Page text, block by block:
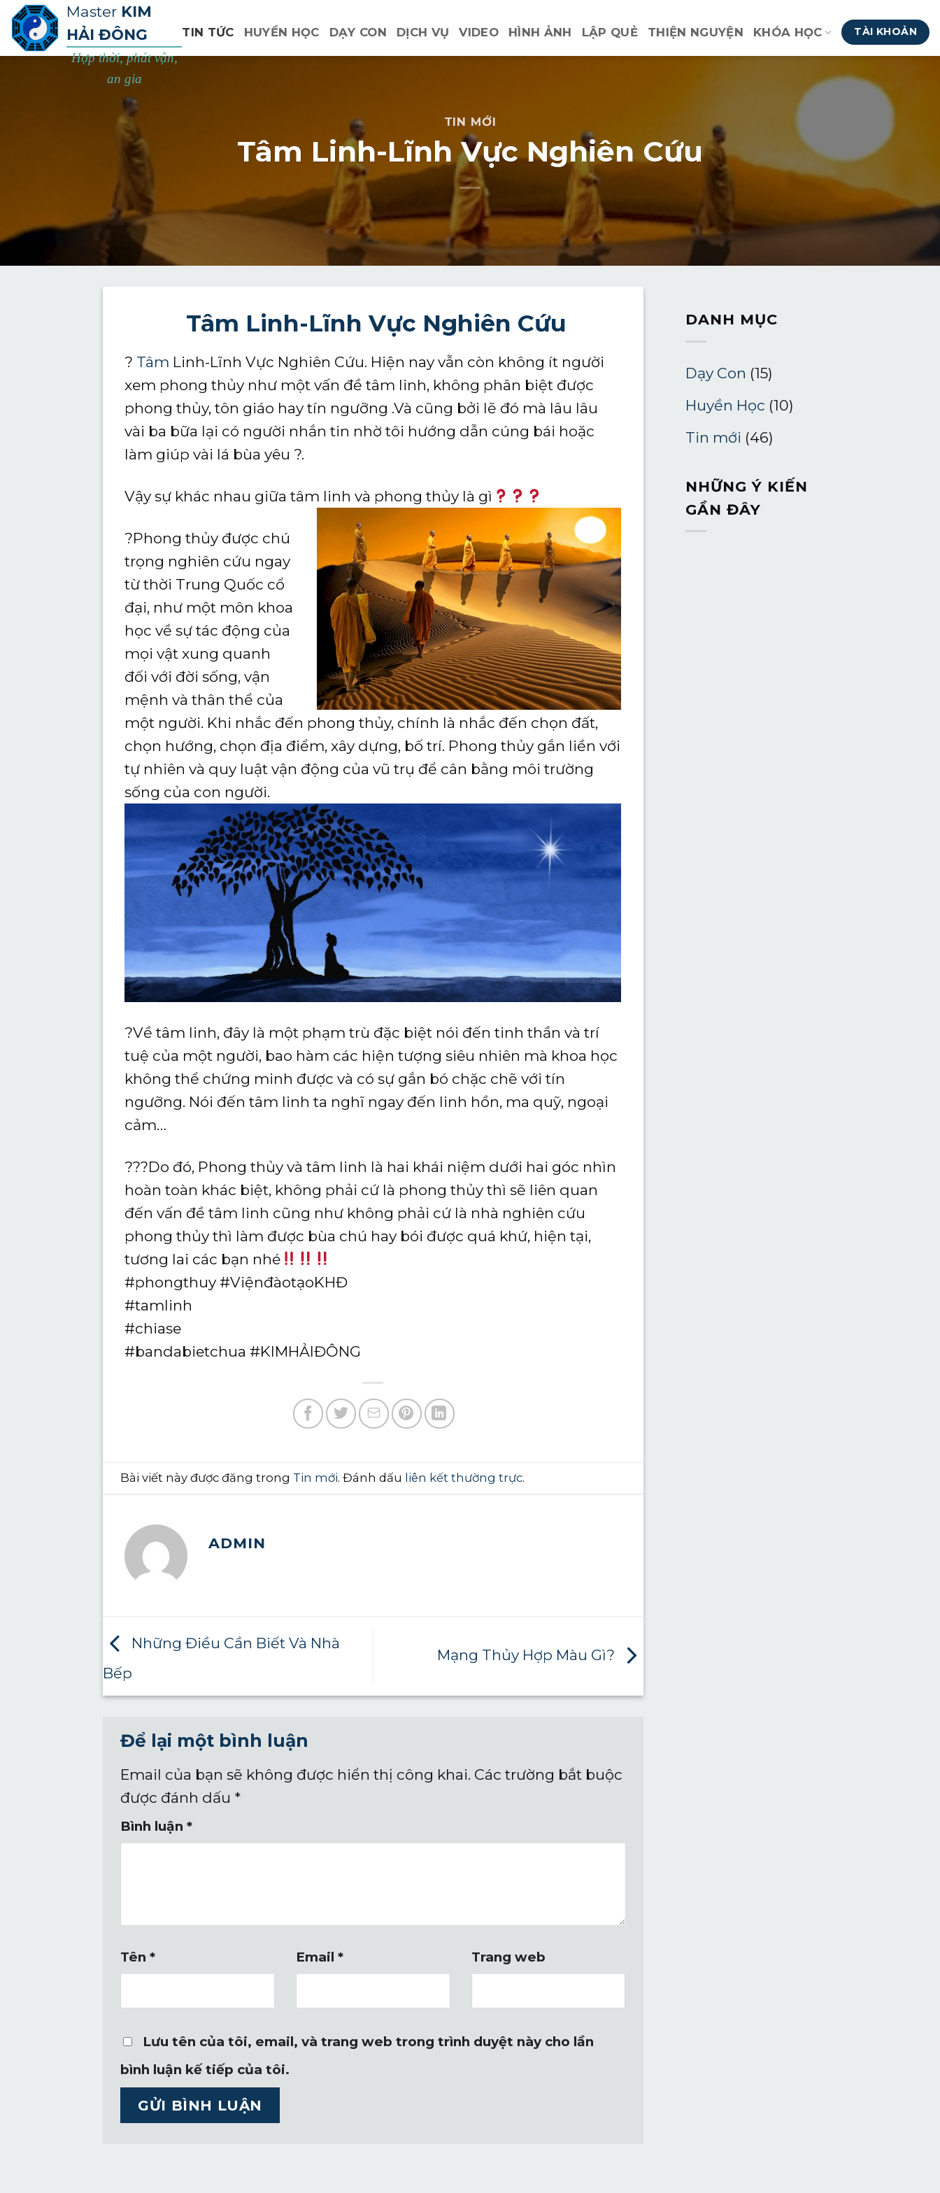
Bỏ
qua
nội
Master KIM
HẢI ĐÔNG
Hợp thời, phát vận,
an gia
TIN TỨC HUYỀN HỌC DẠY CON DỊCH VỤ VIDEO HÌNH ẢNH LẬP QUẺ THIỆN NGUYỆN KHÓA HỌC TÀI KHOẢN
TIN MỚI
Tâm Linh-Lĩnh Vực Nghiên Cứu
Tâm Linh-Lĩnh Vực Nghiên Cứu
? Tâm Linh-Lĩnh Vực Nghiên Cứu. Hiện nay vẫn còn không ít người
xem phong thủy như một vấn đề tâm linh, không phân biệt được
phong thủy, tôn giáo hay tín ngưỡng .Và cũng bởi lẽ đó mà lâu lâu
vài ba bữa lại có người nhắn tin nhờ tôi hướng dẫn cúng bái hoặc
làm giúp vài lá bùa yêu ?.
Vậy sự khác nhau giữa tâm linh và phong thủy là gì
?Phong thủy được chú
trọng nghiên cứu ngay
từ thời Trung Quốc cổ
đại, như một môn khoa
học về sự tác động của
mọi vật xung quanh
đối với đời sống, vận
mệnh và thân thể của
một người. Khi nhắc đến phong thủy, chính là nhắc đến chọn đất,
chọn hướng, chọn địa điểm, xây dựng, bố trí. Phong thủy gắn liền với
tự nhiên và quy luật vận động của vũ trụ để cân bằng môi trường
sống của con người.
?Về tâm linh, đây là một phạm trù đặc biệt nói đến tinh thần và trí
tuệ của một người, bao hàm các hiện tượng siêu nhiên mà khoa học
không thể chứng minh được và có sự gắn bó chặc chẽ với tín
ngưỡng. Nói đến tâm linh ta nghĩ ngay đến linh hồn, ma quỹ, ngoại
cảm…
???Do đó, Phong thủy và tâm linh là hai khái niệm dưới hai góc nhìn
hoàn toàn khác biệt, không phải cứ là phong thủy thì sẽ liên quan
đến vấn đề tâm linh cũng như không phải cứ là nhà nghiên cứu
phong thủy thì làm được bùa chú hay bói được quá khứ, hiện tại,
tương lai các bạn nhé
#phongthuy #ViệnđàotạoKHĐ
#tamlinh
#chiase
#bandabietchua #KIMHẢIĐÔNG
Bài viết này được đăng trong Tin mới. Đánh dấu liên kết thường trực.
ADMIN
Những Điều Cần Biết Và Nhà
Bếp
Mạng Thủy Hợp Màu Gì?
Để lại một bình luận
Email của bạn sẽ không được hiển thị công khai. Các trường bắt buộc
được đánh dấu *
Bình luận *
Tên * Email * Trang web
Lưu tên của tôi, email, và trang web trong trình duyệt này cho lần
bình luận kế tiếp của tôi.
DANH MỤC
Dạy Con (15)
Huyền Học (10)
Tin mới (46)
NHỮNG Ý KIẾN ​​
GẦN ĐÂY